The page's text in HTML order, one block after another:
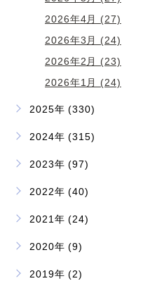
2026年4月 (27)
2026年3月 (24)
2026年2月 (23)
2026年1月 (24)
2025年 (330)
2024年 (315)
2023年 (97)
2022年 (40)
2021年 (24)
2020年 (9)
2019年 (2)